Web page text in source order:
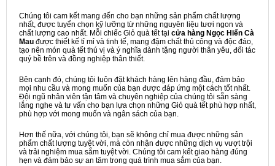
Chúng tôi cam kết mang đến cho bạn những sản phẩm chất lượng
nhất, được tuyển chọn kỹ lưỡng từ những nguyên liệu tươi ngon và
chất lượng cao nhất. Mỗi chiếc Giỏ quà tết tại cửa hàng Ngọc Hiển Cà
Mau được thiết kế tỉ mỉ và tinh tế, mang đậm chất thủ công và độc đáo,
tạo nên món quà tết thú vị và ý nghĩa dành tặng người thân yêu, đối tác
quý bề trên và đồng nghiệp thân thiết.
Bên cạnh đó, chúng tôi luôn đặt khách hàng lên hàng đầu, đảm bảo
mọi nhu cầu và mong muốn của bạn được đáp ứng một cách tốt nhất.
Đội ngũ nhân viên tận tâm và chuyên nghiệp của chúng tôi sẵn sàng
lắng nghe và tư vấn cho bạn lựa chọn những Giỏ quà tết phù hợp nhất,
phù hợp với mong muốn và ngân sách của bạn.
Hơn thế nữa, với chúng tôi, bạn sẽ không chỉ mua được những sản
phẩm chất lượng tuyệt vời, mà còn nhận được những dịch vụ vượt trội
và trải nghiệm mua sắm tuyệt vời. Chúng tôi cam kết giao hàng đúng
hẹn và đảm bảo sự an tâm trong quá trình mua sắm của bạn.